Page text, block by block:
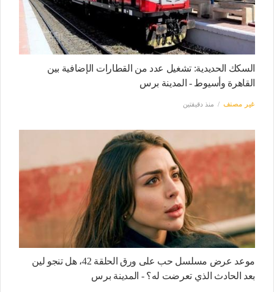
السكك الحديدية: تشغيل عدد من القطارات الإضافية بين
القاهرة وأسيوط - المدينة برس
غير مصنف منذ دقيقتين
موعد عرض مسلسل حب على ورق الحلقة 42، هل تنجو لين
بعد الحادث الذي تعرضت له؟ - المدينة برس